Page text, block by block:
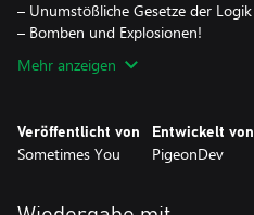
– Unumstößliche Gesetze der Logik
– Bomben und Explosionen!
Mehr anzeigen
Veröffentlicht von
Sometimes You
Entwickelt von
PigeonDev